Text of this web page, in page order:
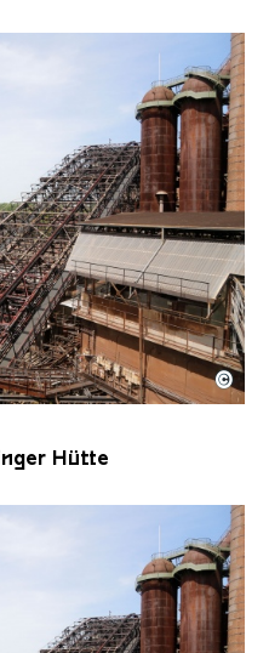
Völklinger Hütte mit
Völklinger Hütte | Karl
©
Hütte